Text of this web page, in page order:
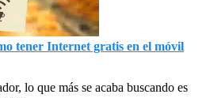
tener Internet gratis en el móvil
lo que más se acaba buscando es